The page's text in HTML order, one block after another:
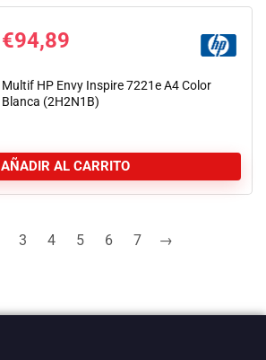
€94,89
Multif HP Envy Inspire 7221e A4 Color
Blanca (2H2N1B)
AÑADIR AL CARRITO
3 4 5 6 7 →